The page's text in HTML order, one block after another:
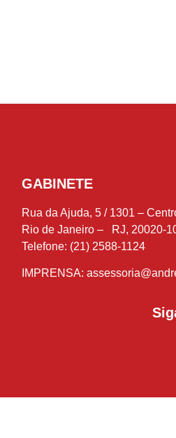
GABINETE
Rua da Ajuda, 5 / 1301 –
Rio de Janeiro – RJ, 20020-
Telefone: (21) 2588-1124
IMPRENSA: